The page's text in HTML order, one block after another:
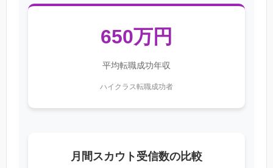
650万円
平均転職成功年収
ハイクラス転職成功者
月間スカウト受信数の比較